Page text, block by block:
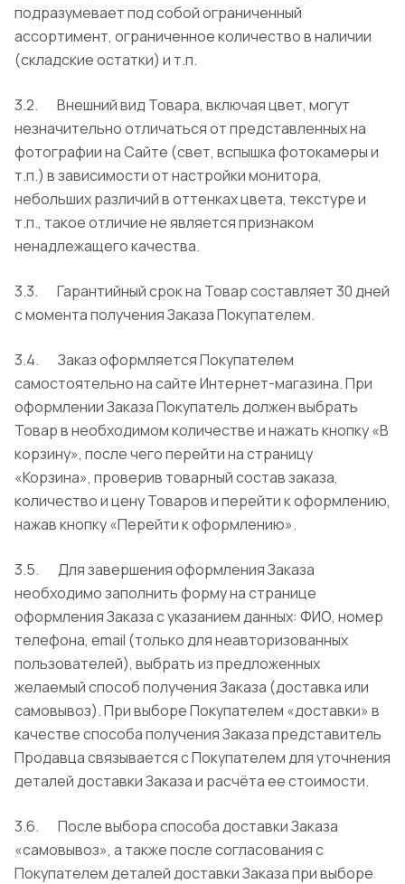
подразумевает под собой ограниченный
ассортимент, ограниченное количество в наличии
(складские остатки) и т.п.
3.2. Внешний вид Товара, включая цвет, могут
незначительно отличаться от представленных на
фотографии на Сайте (свет, вспышка фотокамеры и
т.п.) в зависимости от настройки монитора,
небольших различий в оттенках цвета, текстуре и
т.п., такое отличие не является признаком
ненадлежащего качества.
3.3. Гарантийный срок на Товар составляет 30 дней
с момента получения Заказа Покупателем.
3.4. Заказ оформляется Покупателем
самостоятельно на сайте Интернет-магазина. При
оформлении Заказа Покупатель должен выбрать
Товар в необходимом количестве и нажать кнопку «В
корзину», после чего перейти на страницу
«Корзина», проверив товарный состав заказа,
количество и цену Товаров и перейти к оформлению,
нажав кнопку «Перейти к оформлению».
3.5. Для завершения оформления Заказа
необходимо заполнить форму на странице
оформления Заказа с указанием данных: ФИО, номер
телефона, email (только для неавторизованных
пользователей), выбрать из предложенных
желаемый способ получения Заказа (доставка или
самовывоз). При выборе Покупателем «доставки» в
качестве способа получения Заказа представитель
Продавца связывается с Покупателем для уточнения
деталей доставки Заказа и расчёта ее стоимости.
3.6. После выбора способа доставки Заказа
«самовывоз», а также после согласования с
Покупателем деталей доставки Заказа при выборе